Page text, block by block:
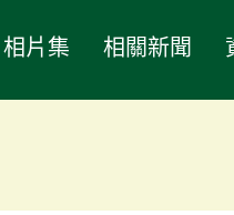
相片集 相關新聞